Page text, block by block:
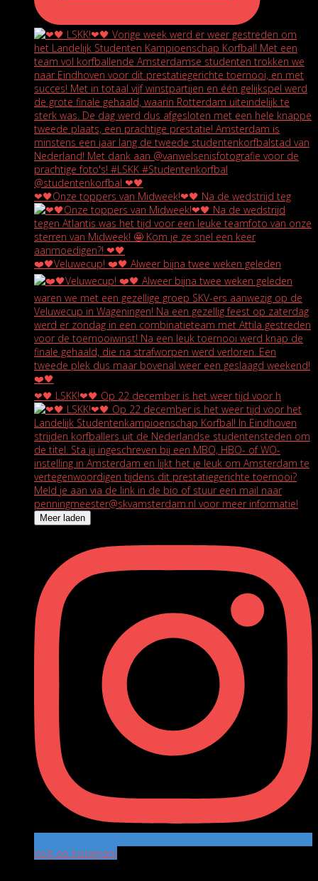
❤🖤Onze toppers van Midweek!❤🖤 Na de wedstrijd teg
❤️🖤Veluwecup! ❤️🖤 Alweer bijna twee weken geleden
❤🖤 LSKK!❤🖤 Op 22 december is het weer tijd voor h
Meer laden
Volg op Instagram